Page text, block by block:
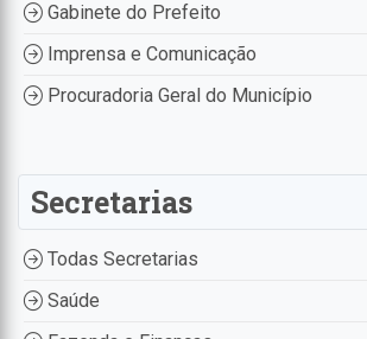
Gabinete do Prefeito
Imprensa e Comunicação
Procuradoria Geral do Município
Secretarias
Todas Secretarias
Saúde